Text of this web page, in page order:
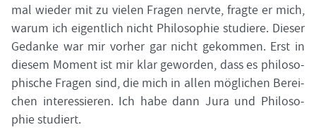
mal wie­der mit zu vie­len Fra­gen nerv­te, frag­te er mich,
warum ich ei­gent­lich nicht Phi­lo­so­phie stu­die­re. Die­ser
Ge­dan­ke war mir vor­her gar nicht ge­kom­men. Erst in
die­sem Mo­ment ist mir klar ge­wor­den, dass es phi­lo­so­
phi­sche Fra­gen sind, die mich in allen mög­li­chen Be­rei­
chen in­ter­es­sie­ren. Ich habe dann Jura und Phi­lo­so­
phie stu­diert.